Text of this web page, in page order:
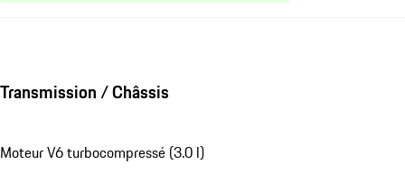
Transmission / Châssis
Moteur V6 turbocompressé (3.0 l)